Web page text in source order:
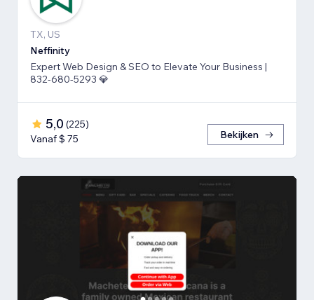
TX, US
Neffinity
Expert Web Design & SEO to Elevate Your Business |
832-680-5293 💎
5,0 (225)
Vanaf $ 75
Bekijken